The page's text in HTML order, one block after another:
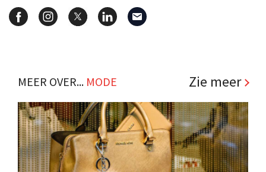
MEER OVER... MODE Zie meer